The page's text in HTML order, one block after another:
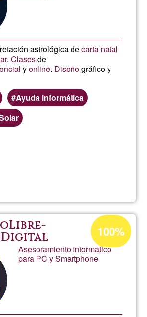
astrológica decarta natal
.Clasesde
yonline. Diseñográfico y
Ayuda informática
Marta
Asesoramiento Informático
para PC y Smartphone
Porcentaje
de
aceptación
de
100%